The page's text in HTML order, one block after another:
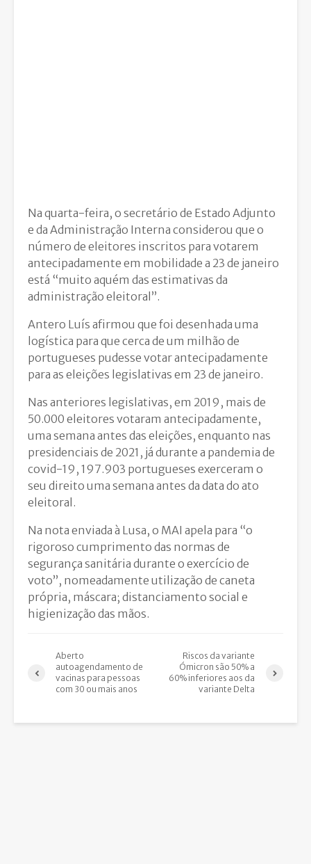
Na quarta-feira, o secretário de Estado Adjunto
e da Administração Interna considerou que o
número de eleitores inscritos para votarem
antecipadamente em mobilidade a 23 de janeiro
está “muito aquém das estimativas da
administração eleitoral”.
Antero Luís afirmou que foi desenhada uma
logística para que cerca de um milhão de
portugueses pudesse votar antecipadamente
para as eleições legislativas em 23 de janeiro.
Nas anteriores legislativas, em 2019, mais de
50.000 eleitores votaram antecipadamente,
uma semana antes das eleições, enquanto nas
presidenciais de 2021, já durante a pandemia de
covid-19, 197.903 portugueses exerceram o
seu direito uma semana antes da data do ato
eleitoral.
Na nota enviada à Lusa, o MAI apela para “o
rigoroso cumprimento das normas de
segurança sanitária durante o exercício de
voto”, nomeadamente utilização de caneta
própria, máscara; distanciamento social e
higienização das mãos.
Aberto
autoagendamento de
vacinas para pessoas
com 30 ou mais anos
Riscos da variante
Ómicron são 50% a
60% inferiores aos da
variante Delta